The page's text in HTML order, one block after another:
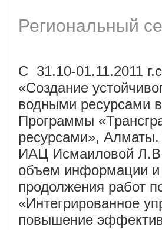
Региональный
С 31.10-01.11.2011
«Создание
водными ресурсами
Программы
ресурсами», Алматы.
ИАЦ Исмаиловой
объем информации и
продолжения работ
«Интегрированное
повышение